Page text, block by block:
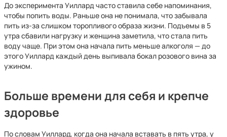
До эксперимента Уиллард часто ставила себе напоминания,
чтобы попить воды. Раньше она не понимала, что забывала
пить из-за слишком торопливого образа жизни. Подъемы в 5
утра сбавили нагрузку и женщина заметила, что стала пить
воду чаще. При этом она начала пить меньше алкоголя — до
этого Уиллард каждый день выпивала бокал розового вина за
ужином.
Больше времени для себя и крепче
здоровье
По словам Уиллард, когда она начала вставать в пять утра, у